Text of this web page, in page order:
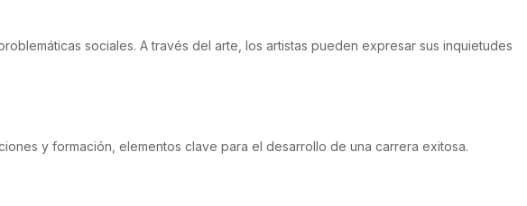
sociales. A través del arte, los artistas pueden expresar sus inquietudes
y formación, elementos clave para el desarrollo de una carrera exitosa.